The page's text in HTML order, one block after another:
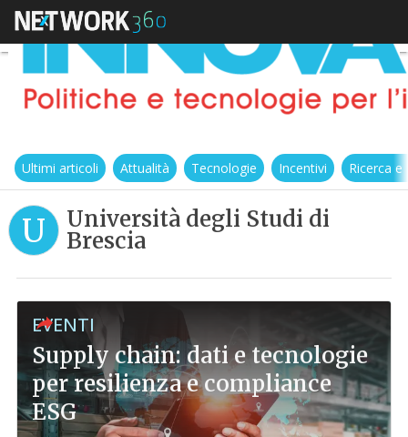
Ultimi articoli Attualità Tecnologie Incentivi Ricerca
U Università degli Studi di
Brescia
EVENTI
Supply chain: dati e tecnologie
per resilienza e compliance
ESG